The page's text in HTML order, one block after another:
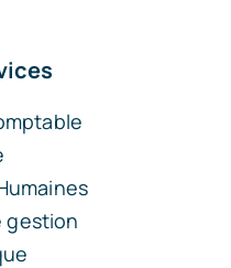
gestion